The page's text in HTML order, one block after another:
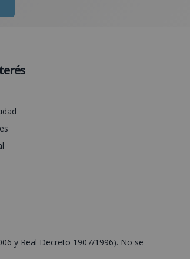
y Real Decreto 1907/1996). No se